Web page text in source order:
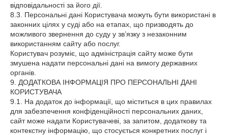
відповідальності за його дії.
8.3. Персональні дані Користувача можуть бути використані в
законних цілях у суді або на етапах, що призводять до
можливого звернення до суду у зв’язку з незаконним
використанням сайту або послуг.
Користувач розуміє, що адміністрація сайту може бути
змушена надати персональні дані на вимогу державних
органів.
9. ДОДАТКОВА ІНФОРМАЦІЯ ПРО ПЕРСОНАЛЬНІ ДАНІ
КОРИСТУВАЧА
9.1. На додаток до інформації, що міститься в цих правилах
для забезпечення конфіденційності персональних даних,
сайт може надати Користувачеві, за запитом, додаткову та
контекстну інформацію, що стосується конкретних послуг і